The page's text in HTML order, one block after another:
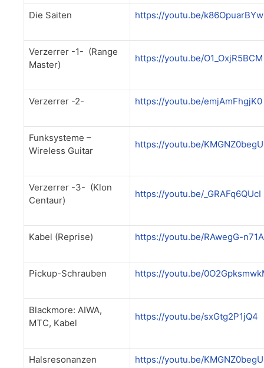
Die Saiten https://youtu.be/k86OpuarBYw
Verzerrer -1- (Range
Master)
https://youtu.be/O1_OxjR5BCM
Verzerrer -2- https://youtu.be/emjAmFhgjK0
Funksysteme –
Wireless Guitar
https://youtu.be/
Verzerrer -3- (Klon
Centaur)
https://youtu.be/_GRAFq6QUcI
Kabel (Reprise) https://youtu.be/RAwegG-n71A
Pickup-Schrauben https://youtu.be/
Blackmore: AIWA,
MTC, Kabel
https://youtu.be/sxGtg2P1jQ4
Halsresonanzen https://youtu.be/